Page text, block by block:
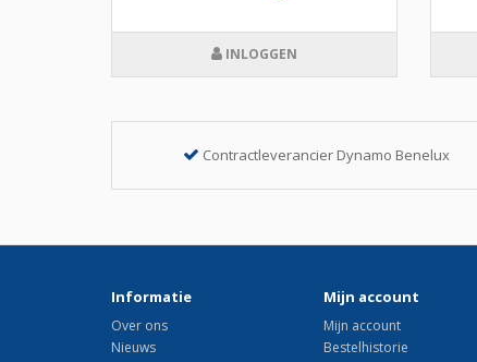
INLOGGEN
Contractleverancier Dynamo Benelux
Informatie
Over ons
Nieuws
Mijn account
Mijn account
Bestelhistorie